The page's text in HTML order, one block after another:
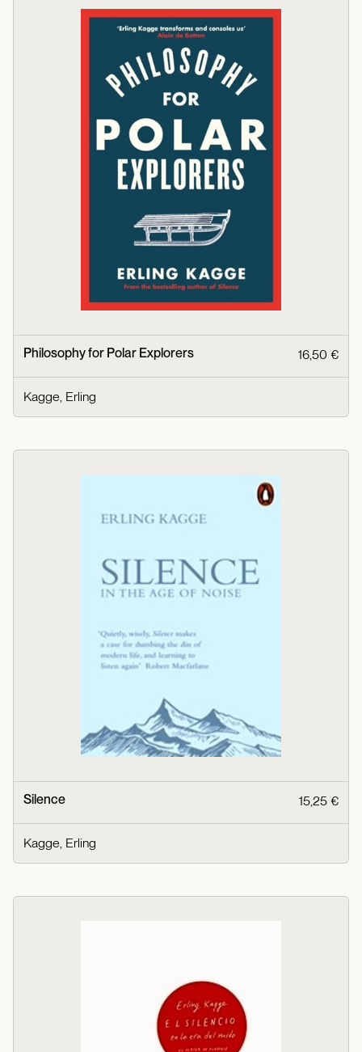
Philosophy for Polar Explorers 16,50 €
Kagge, Erling
Silence 15,25 €
Kagge, Erling